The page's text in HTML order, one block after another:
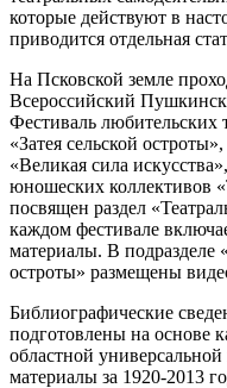
которые действуют в
приводится отдельная
На Псковской земле
Всероссийский
Фестиваль любительских
«Затея сельской
«Великая сила
юношеских коллективов
посвящен раздел
каждом фестивале
материалы. В подразделе
остроты» размещены
Библиографические
подготовлены на основе
областной
материалы за 1920-2013